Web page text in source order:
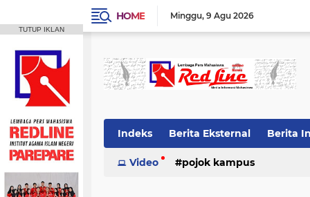
HOME Minggu 9 Agu 2026
Indeks Berita Eksternal Berita
Video pojok kampus
TUTUP IKLAN